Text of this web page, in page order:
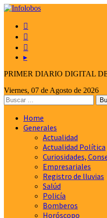



▸
PRIMER DIARIO DIGITAL DE
Viernes, 07 de Agosto de 2026
Home
Generales
Actualidad
Actualidad Política
Curiosidades,
Empresariales
Registro de lluvias
Salúd
Policía
Bomberos
Horóscopo